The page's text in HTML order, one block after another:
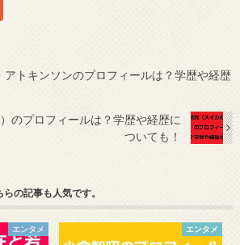
アトキンソンのプロフィールは？学歴や経歴
のプロフィールは？学歴や経歴に
ついても！
らの記事も人気です。
エンタメ エンタメ